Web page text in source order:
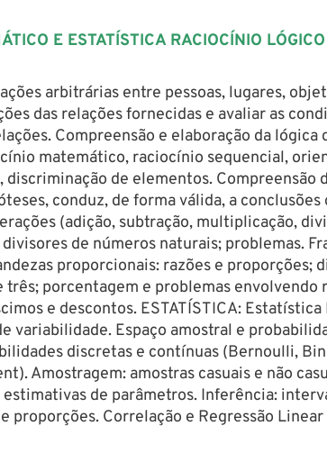
E ESTATÍSTICA RACIOCÍNIO
arbitrárias entre pessoas, lugares,
das relações fornecidas e avaliar as
Compreensão e elaboração da lógica
matemático, raciocínio sequencial,
de elementos. Compreensão
conduz, de forma válida, a
(adição, subtração, multiplicação,
de números naturais; problemas.
proporcionais: razões e proporções;
porcentagem e problemas envolvendo
e descontos. ESTATÍSTICA:
variabilidade. Espaço amostral e
discretas e contínuas (Bernoulli,
Amostragem: amostras casuais e não
de parâmetros. Inferência:
proporções. Correlação e Regressão